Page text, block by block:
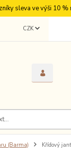
sleva ve výši 10 %
CZK
(Barma) Křídový